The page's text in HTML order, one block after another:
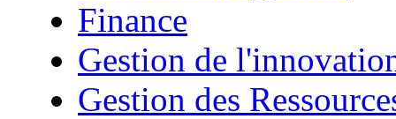
Finance
Gestion de
Gestion des